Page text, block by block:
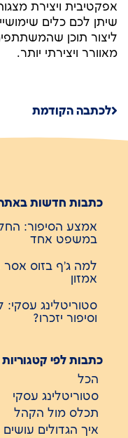
אפקטיבית ויצירת
שיתן לכם כלים
ליצור תוכן
מאוורר ויצירתי יותר.
לכתבה הקודמת
כתבות חדשות
אמצע הסיפור:
במשפט אחד
למה ג'ף בזוס אסר
אמזון
סטוריטלינג
וסיפור יזכרו?
כתבות לפי קטגוריות
הכל
סטוריטלינג עסקי
תכלס מול הקהל
איך הגדולים